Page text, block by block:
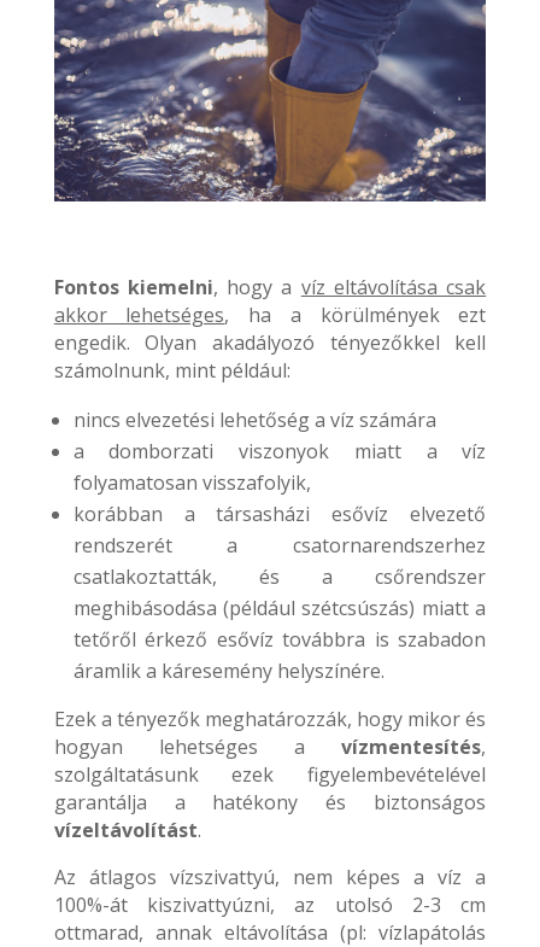
Fontos kiemelni, hogy a víz eltávolítása csak
akkor lehetséges, ha a körülmények ezt
engedik. Olyan akadályozó tényezőkkel kell
számolnunk, mint például:
nincs elvezetési lehetőség a víz számára
a domborzati viszonyok miatt a víz
folyamatosan visszafolyik,
korábban a társasházi esővíz elvezető
rendszerét a csatornarendszerhez
csatlakoztatták, és a csőrendszer
meghibásodása (például szétcsúszás) miatt a
tetőről érkező esővíz továbbra is szabadon
áramlik a káresemény helyszínére.
Ezek a tényezők meghatározzák, hogy mikor és
hogyan lehetséges avízmentesítés,
szolgáltatásunk ezek figyelembevételével
garantálja a hatékony és biztonságos
vízeltávolítást.
Az átlagos vízszivattyú, nem képes a víz a
100%-át kiszivattyúzni, az utolsó 2-3 cm
ottmarad, annak eltávolítása (pl: vízlapátolás